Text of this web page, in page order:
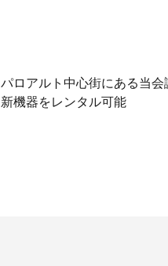
パロアルト中心街にある当
新機器をレンタル可能